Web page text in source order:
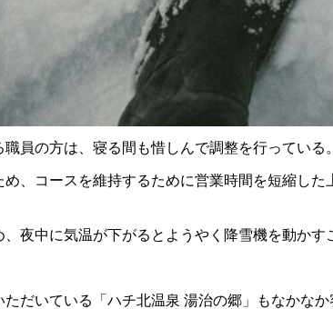
員の方は、寝る間も惜しんで調整を行っている。
め、コースを維持するために営業時間を短縮し
、夜中に気温が下がるとようやく降雪機を動かす
だいている「ハチ北温泉 湯治の郷」もなかな